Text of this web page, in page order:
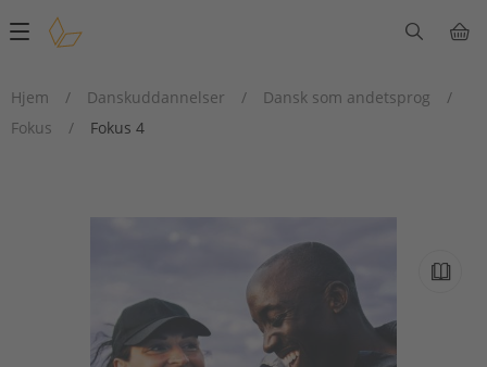
Main
Hjem
/ Danskuddannelser / Dansk som andetsprog
/
Fokus
/ Fokus 4